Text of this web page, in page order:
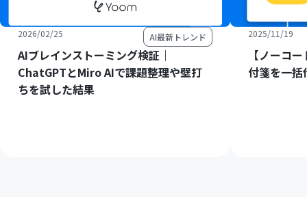
2026/02/25 AI最新トレンド
AIブレインストーミング検証｜
ChatGPTとMiro AIで課題整理や壁打
ちを試した結果
2025/11/19
【ノーコ
付箋を一